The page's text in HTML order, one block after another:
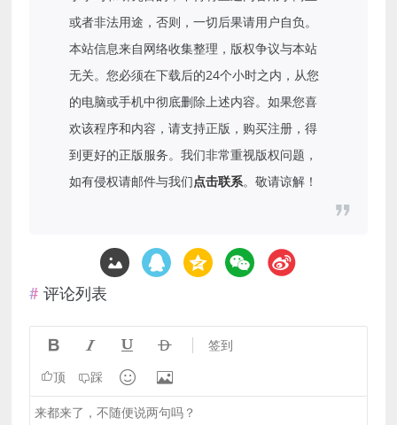
或者非法用途，否则，一切后果请用户自负。
本站信息来自网络收集整理，版权争议与本站
无关。您必须在下载后的24个小时之内，从您
的电脑或手机中彻底删除上述内容。如果您喜
欢该程序和内容，请支持正版，购买注册，得
到更好的正版服务。我们非常重视版权问题，
如有侵权请邮件与我们点击联系。敬请谅解！
评论列表
    签到
顶 踩  